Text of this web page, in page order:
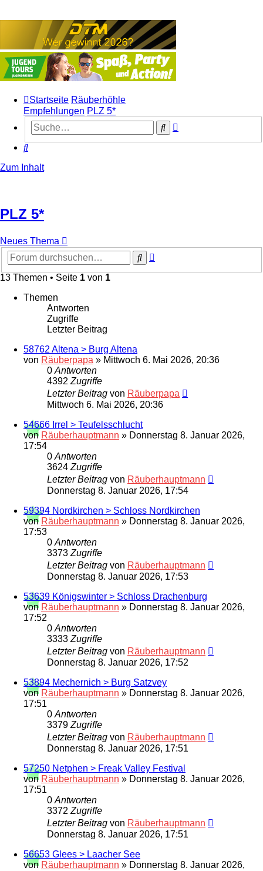
Startseite Räuberhöhle
Empfehlungen PLZ 5*
Suche
Suche
Zum Inhalt
PLZ 5*
Neues Thema
Suche
13 Themen • Seite 1 von 1
Themen
Antworten
Zugriffe
Letzter Beitrag
58762 Altena > Burg Altena
von Räuberpapa » Mittwoch 6. Mai 2026, 20:36
0 Antworten
4392 Zugriffe
Letzter Beitrag von Räuberpapa
Mittwoch 6. Mai 2026, 20:36
54666 Irrel > Teufelsschlucht
von Räuberhauptmann » Donnerstag 8. Januar 2026,
17:54
0 Antworten
3624 Zugriffe
Letzter Beitrag von Räuberhauptmann
Donnerstag 8. Januar 2026, 17:54
59394 Nordkirchen > Schloss Nordkirchen
von Räuberhauptmann » Donnerstag 8. Januar 2026,
17:53
0 Antworten
3373 Zugriffe
Letzter Beitrag von Räuberhauptmann
Donnerstag 8. Januar 2026, 17:53
53639 Königswinter > Schloss Drachenburg
von Räuberhauptmann » Donnerstag 8. Januar 2026,
17:52
0 Antworten
3333 Zugriffe
Letzter Beitrag von Räuberhauptmann
Donnerstag 8. Januar 2026, 17:52
53894 Mechernich > Burg Satzvey
von Räuberhauptmann » Donnerstag 8. Januar 2026,
17:51
0 Antworten
3379 Zugriffe
Letzter Beitrag von Räuberhauptmann
Donnerstag 8. Januar 2026, 17:51
57250 Netphen > Freak Valley Festival
von Räuberhauptmann » Donnerstag 8. Januar 2026,
17:51
0 Antworten
3372 Zugriffe
Letzter Beitrag von Räuberhauptmann
Donnerstag 8. Januar 2026, 17:51
56653 Glees > Laacher See
von Räuberhauptmann » Donnerstag 8. Januar 2026,